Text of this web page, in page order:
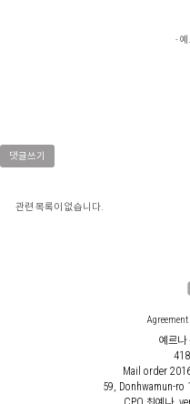
-
댓글쓰기
관련 목록이 없습니다.
Agreement
예르나
Mail order
59, Donhwamun-ro